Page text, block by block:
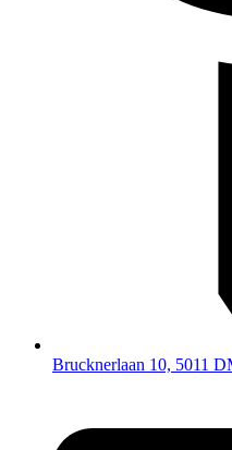
Brucknerlaan 10, 5011